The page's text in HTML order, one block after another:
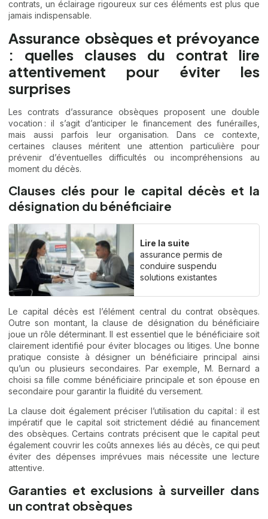
contrats, un éclairage rigoureux sur ces éléments est plus que
jamais indispensable.
Assurance obsèques et prévoyance
: quelles clauses du contrat lire
attentivement pour éviter les
surprises
Les contrats d’assurance obsèques proposent une double
vocation : il s’agit d’anticiper le financement des funérailles,
mais aussi parfois leur organisation. Dans ce contexte,
certaines clauses méritent une attention particulière pour
prévenir d’éventuelles difficultés ou incompréhensions au
moment du décès.
Clauses clés pour le capital décès et la
désignation du bénéficiaire
Lire la suite
assurance permis de
conduire suspendu
solutions existantes
Le capital décès est l’élément central du contrat obsèques.
Outre son montant, la clause de désignation du bénéficiaire
joue un rôle déterminant. Il est essentiel que le bénéficiaire soit
clairement identifié pour éviter blocages ou litiges. Une bonne
pratique consiste à désigner un bénéficiaire principal ainsi
qu’un ou plusieurs secondaires. Par exemple, M. Bernard a
choisi sa fille comme bénéficiaire principale et son épouse en
secondaire pour garantir la fluidité du versement.
La clause doit également préciser l’utilisation du capital : il est
impératif que le capital soit strictement dédié au financement
des obsèques. Certains contrats précisent que le capital peut
également couvrir les coûts annexes liés au décès, ce qui peut
éviter des dépenses imprévues mais nécessite une lecture
attentive.
Garanties et exclusions à surveiller dans
un contrat obsèques